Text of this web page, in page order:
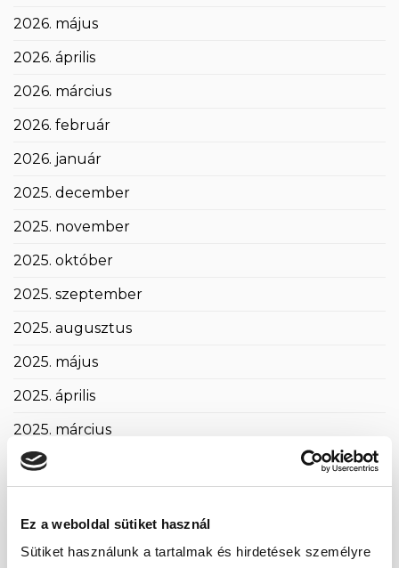
Ez a weboldal sütiket használ
Sütiket használunk a tartalmak és hirdetések személyre
2026. május
2026. április
2026. március
2026. február
2026. január
2025. december
2025. november
2025. október
2025. szeptember
2025. augusztus
2025. május
2025. április
2025. március
2025. február
2024. november